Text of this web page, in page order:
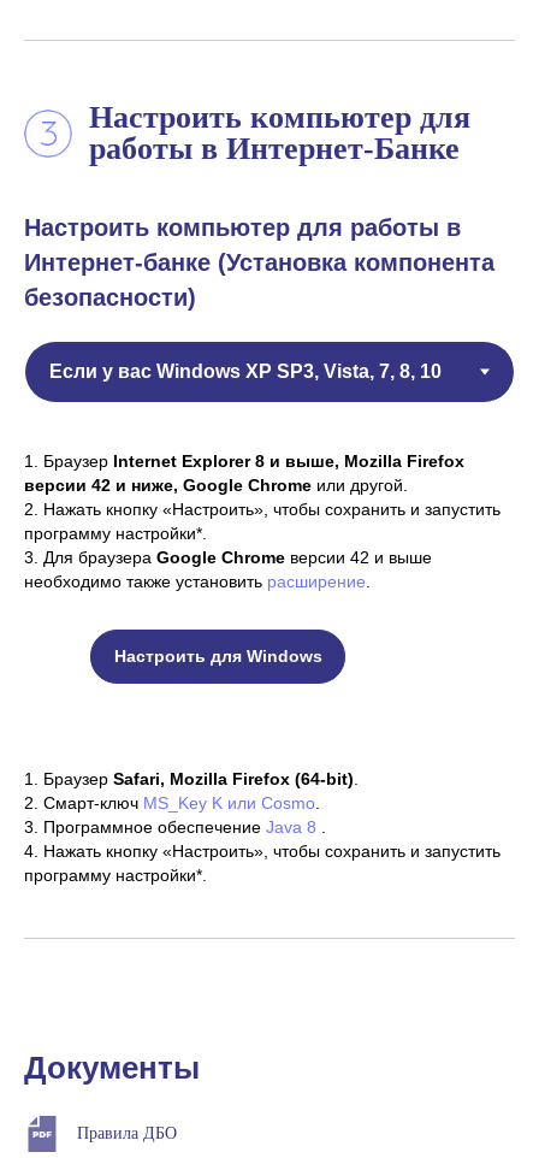
Настроить компьютер для
работы в Интернет-Банке
Настроить компьютер для работы в
Интернет-банке (Установка компонента
безопасности)
1. Браузер Internet Explorer 8 и выше, Mozilla Firefox
версии 42 и ниже, Google Chrome или другой.
2. Нажать кнопку «Настроить», чтобы сохранить и запустить
программу настройки*.
3. Для браузера Google Chrome версии 42 и выше
необходимо также установить расширение
Настроить для Windows
1. Браузер Safari, Mozilla Firefox (64-bit)
2. Смарт-ключ MS_Key K или Cosmo
3. Программное обеспечение Java 8
4. Нажать кнопку «Настроить», чтобы сохранить и запустить
программу настройки*.
Документы
Правила ДБО